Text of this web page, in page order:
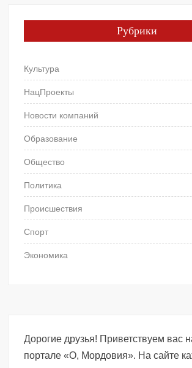
Рубрики
Культура
НацПроекты
Новости компаний
Образование
Общество
Политика
Происшествия
Спорт
Экономика
Дорогие друзья! Приветствуем вас
портале «О, Мордовия». На сайте